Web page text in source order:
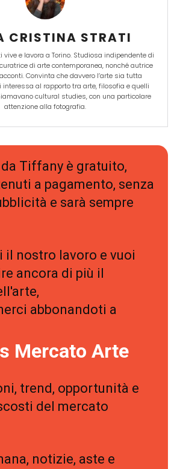
CRISTINA STRATI
e lavora a Torino. Studiosa indipendente di
di arte contemporanea, nonché autrice
Convinta che davvero l’arte sia tutta
interessa al rapporto tra arte, filosofia e quelli
cultural studies, con una particolare
attenzione alla fotografia.
Tiffany è gratuito,
a pagamento, senza
e sarà sempre
il nostro lavoro e vuoi
ancora di più il
abbonandoti a
Mercato Arte
trend, opportunità e
del mercato
notizie, aste e